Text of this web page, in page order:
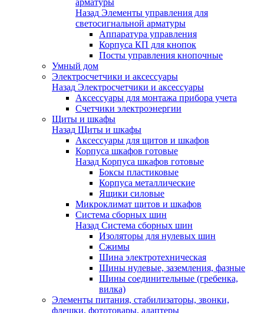
арматуры
Назад Элементы управления для
светосигнальной арматуры
Аппаратура управления
Корпуса КП для кнопок
Посты управления кнопочные
Умный дом
Электросчетчики и аксессуары
Назад Электросчетчики и аксессуары
Аксессуары для монтажа прибора учета
Счетчики электроэнергии
Щиты и шкафы
Назад Щиты и шкафы
Аксессуары для щитов и шкафов
Корпуса шкафов готовые
Назад Корпуса шкафов готовые
Боксы пластиковые
Корпуса металлические
Ящики силовые
Микроклимат щитов и шкафов
Система сборных шин
Назад Система сборных шин
Изоляторы для нулевых шин
Сжимы
Шина электротехническая
Шины нулевые, заземления, фазные
Шины соединительные (гребенка,
вилка)
Элементы питания, стабилизаторы, звонки,
флешки, фототовары, адаптеры